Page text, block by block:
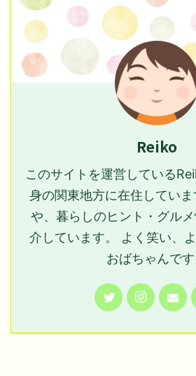
Reiko
このサイトを運営している
身の関東地方に在住してい
や、暮らしのヒント・グル
介しています。 よく笑い、
おばちゃんです